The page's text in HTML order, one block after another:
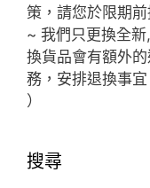
策，請您於限期
~ 我們只更換全
換貨品會有額外
務，安排退換事
）
搜尋